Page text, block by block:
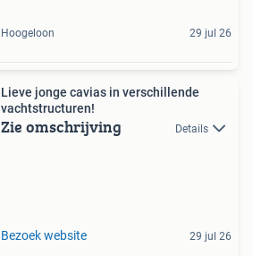
Hoogeloon 29 jul 26
Lieve jonge cavias in verschillende
vachtstructuren!
Zie omschrijving Details
Bezoek website 29 jul 26